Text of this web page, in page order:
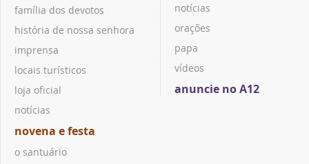
família dos devotos
história de nossa senhora
imprensa
locais turísticos
loja oficial
notícias
novena e festa
o santuário
notícias
orações
papa
vídeos
anuncie no A12